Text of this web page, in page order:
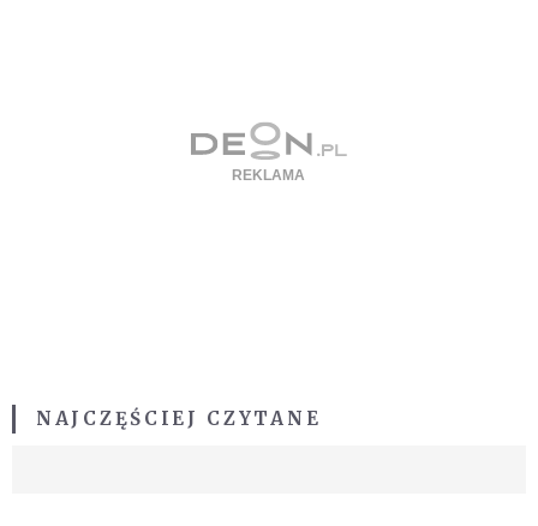
NAJCZĘŚCIEJ CZYTANE